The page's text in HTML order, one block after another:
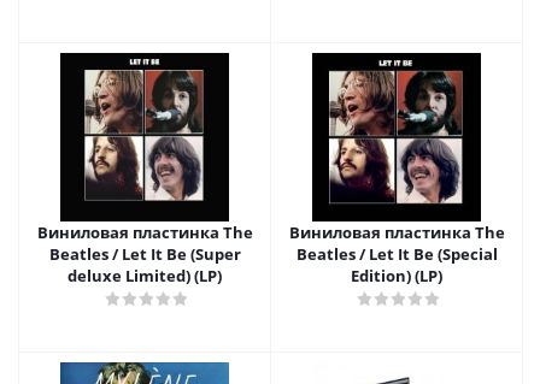
Виниловая пластинка The
Beatles / Let It Be (Super
deluxe Limited) (LP)
Виниловая пластинка The
Beatles / Let It Be (Special
Edition) (LP)